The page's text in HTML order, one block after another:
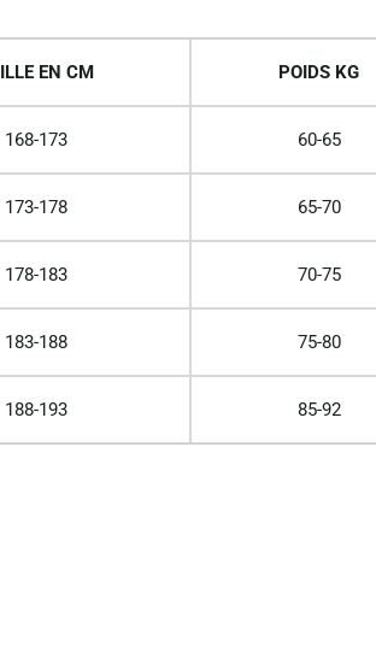
EN CM POIDS KG
168-173 60-65
173-178 65-70
178-183 70-75
183-188 75-80
188-193 85-92